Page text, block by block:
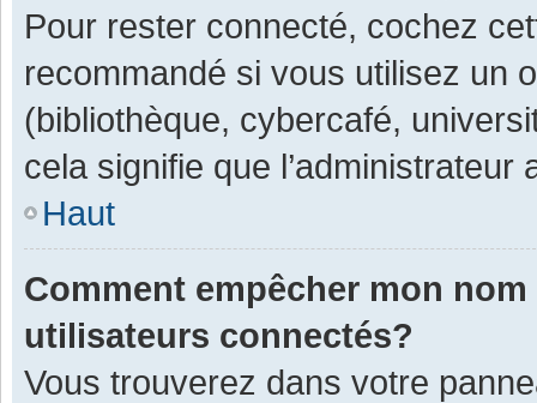
Pour rester connecté, cochez
recommandé si vous utilisez un
(bibliothèque, cybercafé,
cela signifie que
Haut
Comment empêcher mon
utilisateurs connectés?
Vous trouverez dans votre